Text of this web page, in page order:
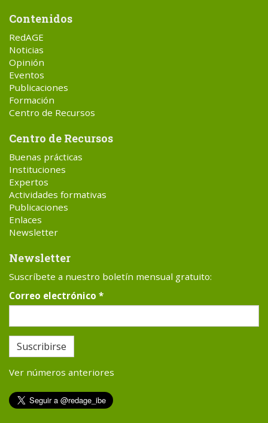
Contenidos
RedAGE
Noticias
Opinión
Eventos
Publicaciones
Formación
Centro de Recursos
Centro de Recursos
Buenas prácticas
Instituciones
Expertos
Actividades formativas
Publicaciones
Enlaces
Newsletter
Newsletter
Suscríbete a nuestro boletín mensual gratuito:
Correo electrónico *
Suscribirse
Ver números anteriores